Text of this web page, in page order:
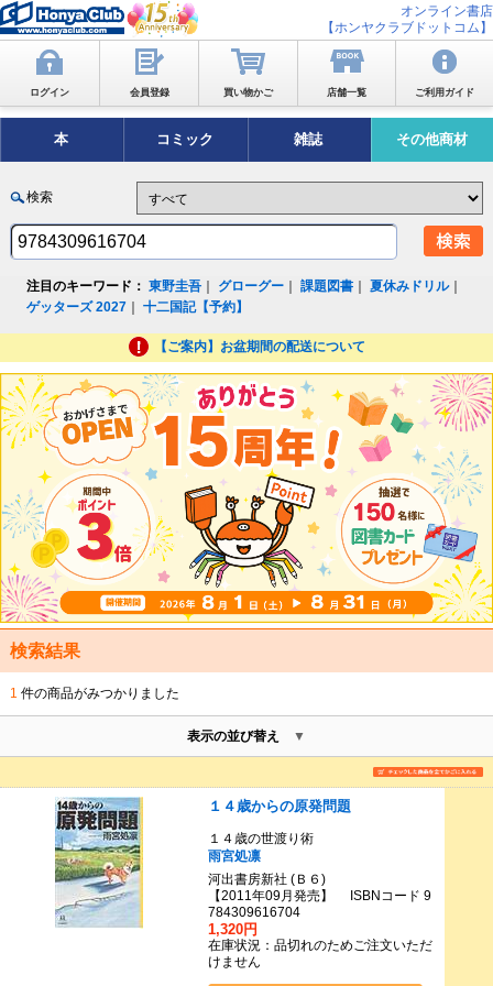
オンライン書店
【ホンヤクラブドットコム】
ログイン 会員登録 買い物かご 店舗一覧 ご利用ガイド
本 コミック 雑誌 その他商材
検索
注目のキーワード： 東野圭吾 グローグー ｜課題図書 ｜夏休みドリル｜
ゲッターズ 2027 ｜十二国記【予約】
【ご案内】お盆期間の配送について
検索結果
1 件の商品がみつかりました
表示の並び替え
１４歳からの原発問題
１４歳の世渡り術
雨宮処凛
河出書房新社 (Ｂ６)
【2011年09月発売】 ISBNコード 9
784309616704
1,320円
在庫状況：品切れのためご注文いただ
けません